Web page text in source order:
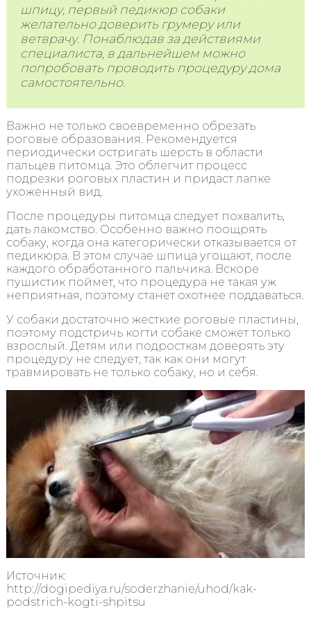
шпицу, первый педикюр собаки
желательно доверить грумеру или
ветврачу. Понаблюдав за действиями
специалиста, в дальнейшем можно
попробовать проводить процедуру дома
самостоятельно.
Важно не только своевременно обрезать
роговые образования. Рекомендуется
периодически остригать шерсть в области
пальцев питомца. Это облегчит процесс
подрезки роговых пластин и придаст лапке
ухоженный вид.
После процедуры питомца следует похвалить,
дать лакомство. Особенно важно поощрять
собаку, когда она категорически отказывается от
педикюра. В этом случае шпица угощают, после
каждого обработанного пальчика. Вскоре
пушистик поймет, что процедура не такая уж
неприятная, поэтому станет охотнее поддаваться.
У собаки достаточно жесткие роговые пластины,
поэтому подстричь когти собаке сможет только
взрослый. Детям или подросткам доверять эту
процедуру не следует, так как они могут
травмировать не только собаку, но и себя.
Источник:
http://dogipediya.ru/soderzhanie/uhod/kak-
podstrich-kogti-shpitsu